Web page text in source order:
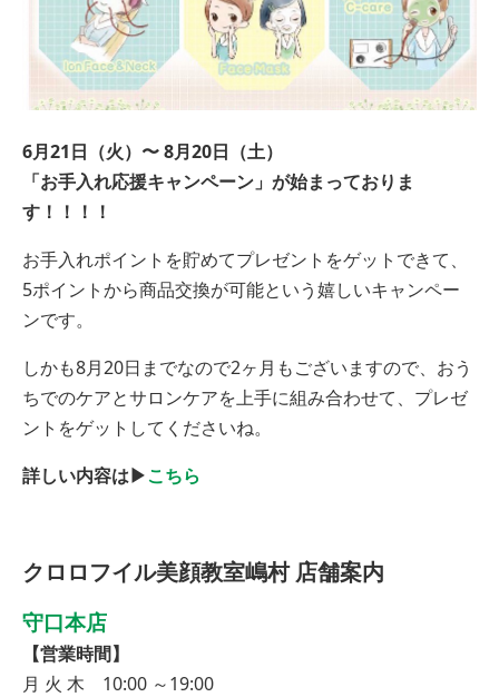
6月21日（火）〜 8月20日（土）
「お手入れ応援キャンペーン」が始まっておりま
す！！！！
お手入れポイントを貯めてプレゼントをゲットできて、
5ポイントから商品交換が可能という嬉しいキャンペー
ンです。
しかも8月20日までなので2ヶ月もございますので、おう
ちでのケアとサロンケアを上手に組み合わせて、プレゼ
ントをゲットしてくださいね。
詳しい内容は▶︎こちら
クロロフイル美顔教室嶋村 店舗案内
守口本店
【営業時間】
月 火 木 10:00 ～19:00